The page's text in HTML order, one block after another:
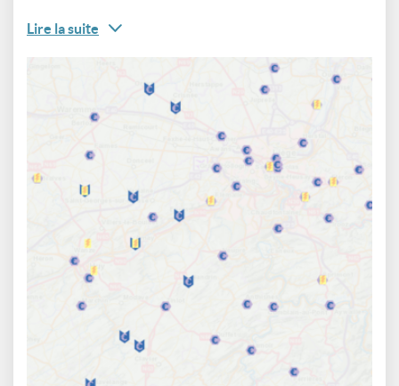
Lire la suite